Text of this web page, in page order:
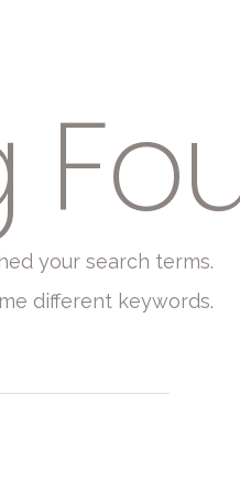
your search terms.
different keywords.